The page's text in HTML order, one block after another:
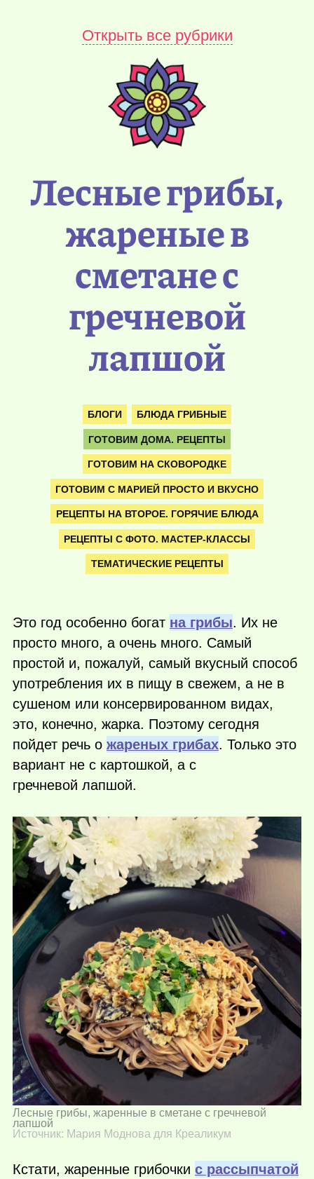
Открыть все рубрики
Лесные грибы,
жареные в
сметане с
гречневой
лапшой
БЛОГИ БЛЮДА ГРИБНЫЕ
ГОТОВИМ ДОМА. РЕЦЕПТЫ
ГОТОВИМ НА СКОВОРОДКЕ
ГОТОВИМ С МАРИЕЙ ПРОСТО И ВКУСНО
РЕЦЕПТЫ НА ВТОРОЕ. ГОРЯЧИЕ БЛЮДА
РЕЦЕПТЫ С ФОТО. МАСТЕР-КЛАССЫ
ТЕМАТИЧЕСКИЕ РЕЦЕПТЫ
Это год особенно богат на грибы. Их не
просто много, а очень много. Самый
простой и, пожалуй, самый вкусный способ
употребления их в пищу в свежем, а не в
сушеном или консервированном видах,
это, конечно, жарка. Поэтому сегодня
пойдет речь о жареных грибах. Только это
вариант не с картошкой, а с
гречневой лапшой.
Лесные грибы, жаренные в сметане с гречневой
лапшой
Источник: Мария Моднова для Креаликум
Кстати, жаренные грибочки с рассыпчатой